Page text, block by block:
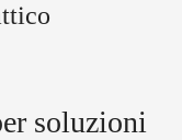
soluzioni